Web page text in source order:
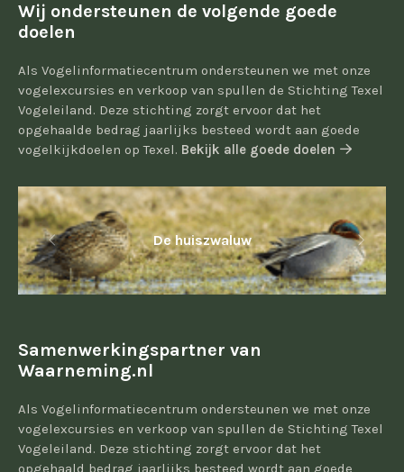
Wij ondersteunen de volgende goede
doelen
Als Vogelinformatiecentrum ondersteunen we met onze
vogelexcursies en verkoop van spullen de Stichting Texel
Vogeleiland. Deze stichting zorgt ervoor dat het
opgehaalde bedrag jaarlijks besteed wordt aan goede
vogelkijkdoelen op Texel. Bekijk alle goede doelen
De huiszwaluw
Samenwerkingspartner van
Waarneming.nl
Als Vogelinformatiecentrum ondersteunen we met onze
vogelexcursies en verkoop van spullen de Stichting Texel
Vogeleiland. Deze stichting zorgt ervoor dat het
opgehaald bedrag jaarlijks besteed wordt aan goede